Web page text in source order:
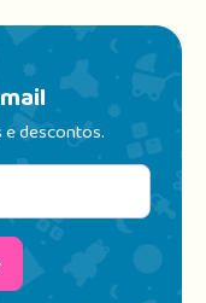
descontos.